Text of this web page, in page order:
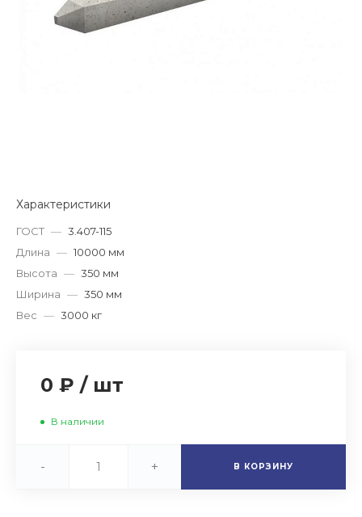
Характеристики
ГОСТ — 3.407-115
Длина — 10000 мм
Высота — 350 мм
Ширина — 350 мм
Вес — 3000 кг
0 ₽ / шт
В наличии
- + В КОРЗИНУ